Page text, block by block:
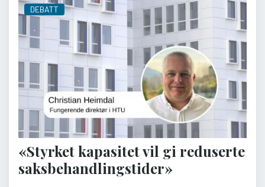
DEBATT
«Styrket kapasitet vil gi reduserte
saksbehandlingstider»